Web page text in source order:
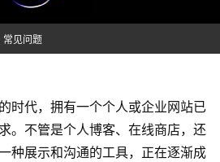
常见问题
时代，拥有一个个人或企业网站已
。不管是个人博客、在线商店，还
种展示和沟通的工具，正在逐渐成